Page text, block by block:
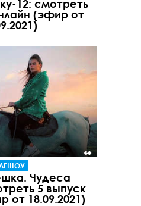
12: смотреть
(эфир от
Чудеса
5 выпуск
от 18.09.2021)